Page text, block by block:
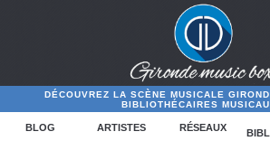
DÉCOUVREZ LA SCÈNE MUSICALE
BIBLIOTHÉCAIRES
BLOG ARTISTES RÉSEAUX